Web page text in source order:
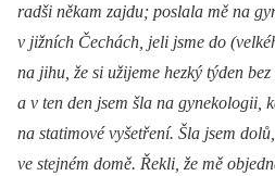
radši někam zajdu; poslala mě na
v jižních Čechách, jeli jsme do
na jihu, že si užijeme hezký týden
a v ten den jsem šla na gynekologii,
na statimové vyšetření. Šla jsem
ve stejném domě. Řekli, že mě